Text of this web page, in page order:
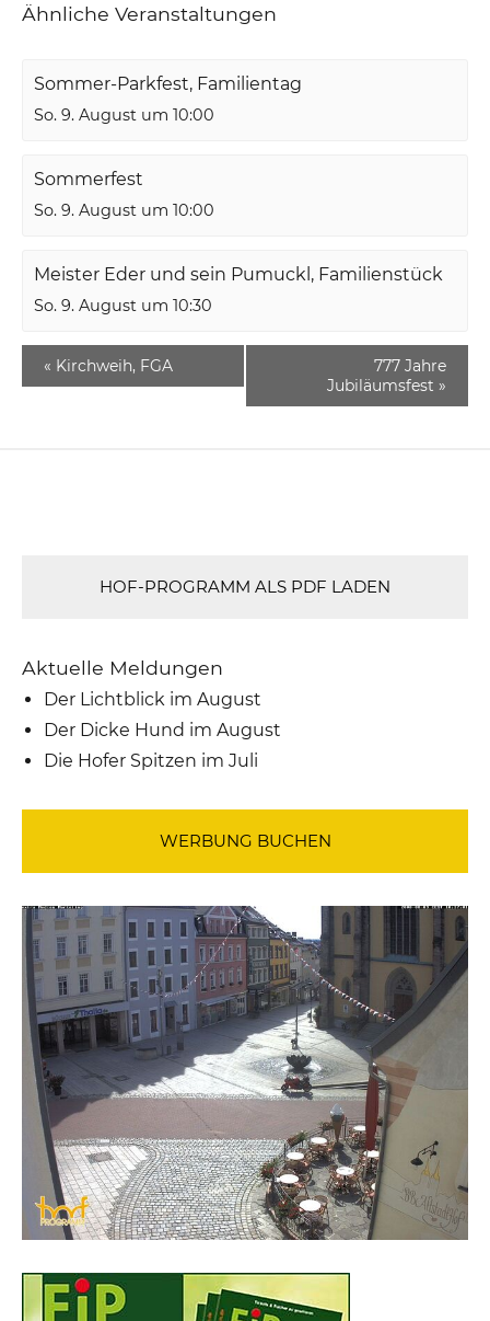
Ähnliche Veranstaltungen
Sommer-Parkfest, Familientag
So. 9. August um 10:00
Sommerfest
So. 9. August um 10:00
Meister Eder und sein Pumuckl, Familienstück
So. 9. August um 10:30
« Kirchweih, FGA
777 Jahre
Jubiläumsfest »
HOF-PROGRAMM ALS PDF LADEN
Aktuelle Meldungen
Der Lichtblick im August
Der Dicke Hund im August
Die Hofer Spitzen im Juli
WERBUNG BUCHEN